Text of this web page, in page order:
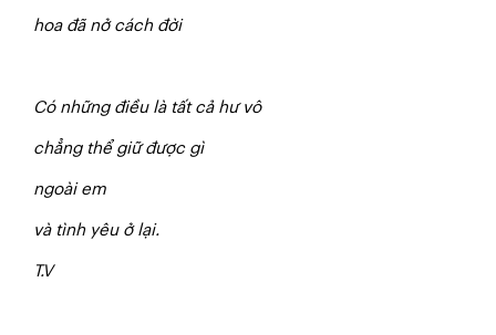
hoa đã nở cách đời
Có những điều là tất cả hư vô
chẳng thể giữ được gì
ngoài em
và tình yêu ở lại.
T.V